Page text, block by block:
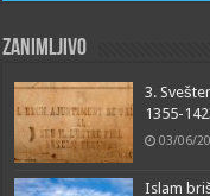
Zanimljivo
3.
1355-
03/06/
Islam